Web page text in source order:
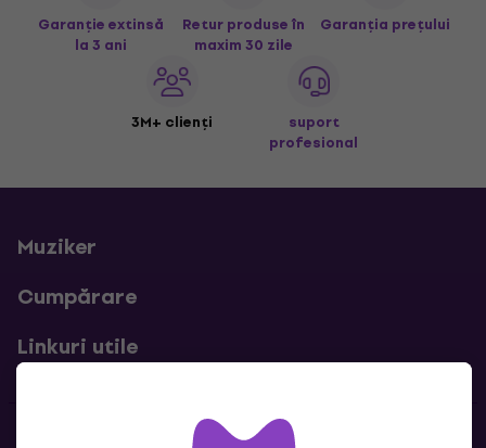
Garanție extinsă
la 3 ani
Retur produse în
maxim 30 zile
Garanția prețului
3M+ clienți
suport
profesional
Muziker
Cumpărare
Linkuri utile